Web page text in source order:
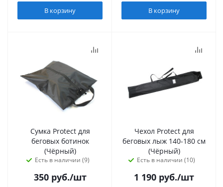
В корзину В корзину
Сумка Protect для
беговых ботинок
(Чёрный)
Есть в наличии (9)
350руб./шт
Чехол Protect для
беговых лыж 140-180 см
(Чёрный)
Есть в наличии (10)
1 190 руб./шт